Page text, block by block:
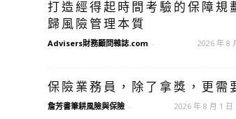
打造經得起時間考驗的保障規
歸風險管理本質
Advisers財務顧問雜誌.com - 2026 年 8
保險業務員，除了拿獎，更需
詹芳書筆耕風險與保險 - 2026 年 8 月 1 日